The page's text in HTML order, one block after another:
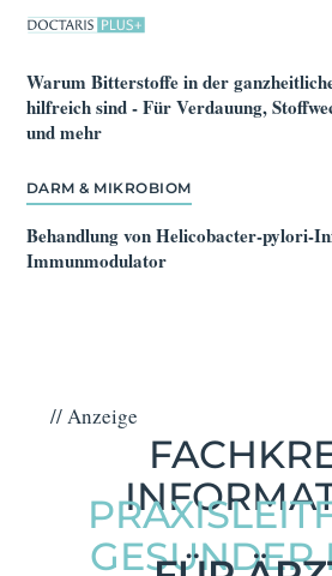
Warum Bitterstoffe in der
hilfreich sind - Für Verdauung,
und mehr
DARM & MIKROBIOM
Behandlung von Helicobacter-pylori-
Immunmodulator
// Anzeige
GESUNDER